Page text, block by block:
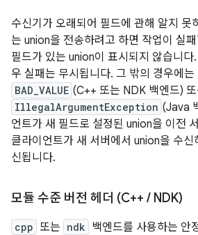
수신기가 오래되어 필드에 관해 알지 못
는 union을 전송하려고 하면 작업이 실
필드가 있는 union이 표시되지 않습니다
우 실패는 무시됩니다. 그 밖의 경우에는
BAD_VALUE (C++ 또는 NDK 백엔드)
IllegalArgumentException (Java
언트가 새 필드로 설정된 union을 이전
클라이언트가 새 서버에서 union을 수
신됩니다.
모듈 수준 버전 헤더 (C++ / NDK)
cpp 또는 ndk 백엔드를 사용하는 안